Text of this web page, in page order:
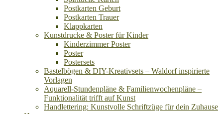
Postkarten Geburt
Postkarten Trauer
Klappkarten
Kunstdrucke & Poster für Kinder
Kinderzimmer Poster
Poster
Postersets
Bastelbögen & DIY-Kreativsets – Waldorf inspirierte
Vorlagen
Aquarell-Stundenpläne & Familienwochenpläne –
Funktionalität trifft auf Kunst
Handlettering: Kunstvolle Schriftzüge für dein Zuhause